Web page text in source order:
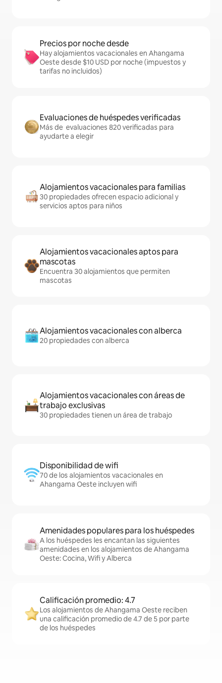
Precios por noche desde
Hay alojamientos vacacionales en Ahangama
Oeste desde $10 USD por noche (impuestos y
tarifas no incluidos)
Evaluaciones de huéspedes verificadas
Más de evaluaciones 820 verificadas para
ayudarte a elegir
Alojamientos vacacionales para familias
30 propiedades ofrecen espacio adicional y
servicios aptos para niños
Alojamientos vacacionales aptos para
mascotas
Encuentra 30 alojamientos que permiten
mascotas
Alojamientos vacacionales con alberca
20 propiedades con alberca
Alojamientos vacacionales con áreas de
trabajo exclusivas
30 propiedades tienen un área de trabajo
Disponibilidad de wifi
70 de los alojamientos vacacionales en
Ahangama Oeste incluyen wifi
Amenidades populares para los huéspedes
A los huéspedes les encantan las siguientes
amenidades en los alojamientos de Ahangama
Oeste: Cocina, Wifi y Alberca
Calificación promedio: 4.7
Los alojamientos de Ahangama Oeste reciben
una calificación promedio de 4.7 de 5 por parte
de los huéspedes